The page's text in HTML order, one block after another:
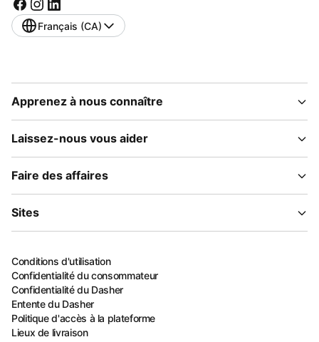
Français (CA)
Apprenez à nous connaître
Laissez-nous vous aider
Faire des affaires
Sites
Conditions d'utilisation
Confidentialité du consommateur
Confidentialité du Dasher
Entente du Dasher
Politique d'accès à la plateforme
Lieux de livraison